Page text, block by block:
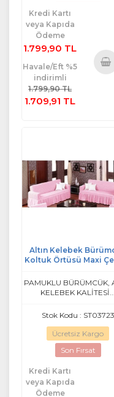
Kredi Kartı
veya Kapıda
Ödeme
1.799,90 TL
Havale/Eft %5
indirimli
1.799,90 TL
1.709,91 TL
Altın Kelebek
Koltuk Örtüsü Maxi
PAMUKLU BÜRÜMCÜK,
KELEBEK KALİTESİ...
Stok Kodu : ST03723
Ücretsiz Kargo
Son Fırsat
Kredi Kartı
veya Kapıda
Ödeme